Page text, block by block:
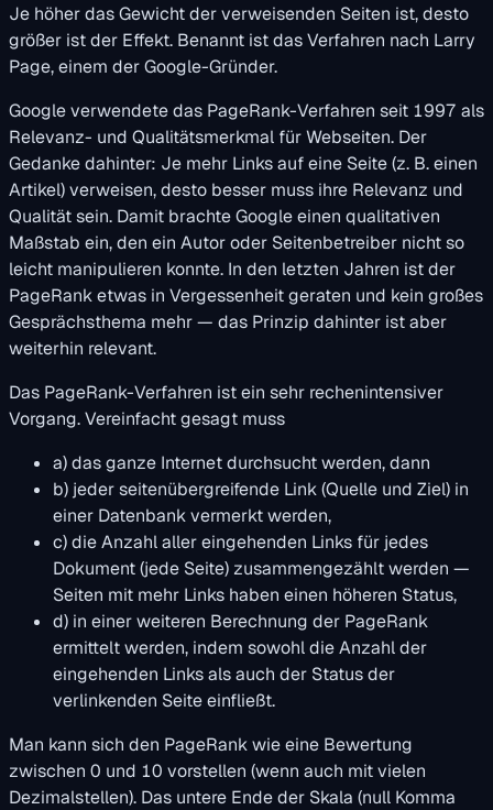
Je höher das Gewicht der verweisenden Seiten ist, desto
größer ist der Effekt. Benannt ist das Verfahren nach Larry
Page, einem der Google-Gründer.
Google verwendete das PageRank-Verfahren seit 1997 als
Relevanz- und Qualitätsmerkmal für Webseiten. Der
Gedanke dahinter: Je mehr Links auf eine Seite (z. B. einen
Artikel) verweisen, desto besser muss ihre Relevanz und
Qualität sein. Damit brachte Google einen qualitativen
Maßstab ein, den ein Autor oder Seitenbetreiber nicht so
leicht manipulieren konnte. In den letzten Jahren ist der
PageRank etwas in Vergessenheit geraten und kein großes
Gesprächsthema mehr — das Prinzip dahinter ist aber
weiterhin relevant.
Das PageRank-Verfahren ist ein sehr rechenintensiver
Vorgang. Vereinfacht gesagt muss
a) das ganze Internet durchsucht werden, dann
b) jeder seitenübergreifende Link (Quelle und Ziel) in
einer Datenbank vermerkt werden,
c) die Anzahl aller eingehenden Links für jedes
Dokument (jede Seite) zusammengezählt werden —
Seiten mit mehr Links haben einen höheren Status,
d) in einer weiteren Berechnung der PageRank
ermittelt werden, indem sowohl die Anzahl der
eingehenden Links als auch der Status der
verlinkenden Seite einfließt.
Man kann sich den PageRank wie eine Bewertung
zwischen 0 und 10 vorstellen (wenn auch mit vielen
Dezimalstellen). Das untere Ende der Skala (null Komma